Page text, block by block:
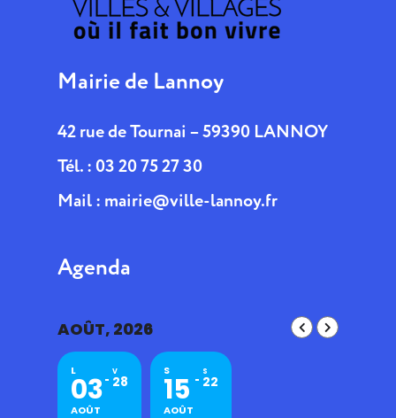
Mairie de Lannoy
42 rue de Tournai – 59390 LANNOY
Tél. : 03 20 75 27 30
Mail : mairie@ville-lannoy.fr
Agenda
AOÛT, 2026
L
03
AOÛT
V
28
S
15
AOÛT
S
22